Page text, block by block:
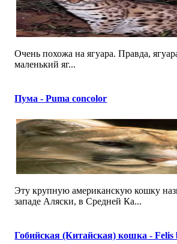
Очень похожа на ягуара. Правда,
маленький яг...
Пума - Puma concolor
Эту крупную американскую кошку
западе Аляски, в Средней Ка...
Гобийская (Китайская) кошка - Felis